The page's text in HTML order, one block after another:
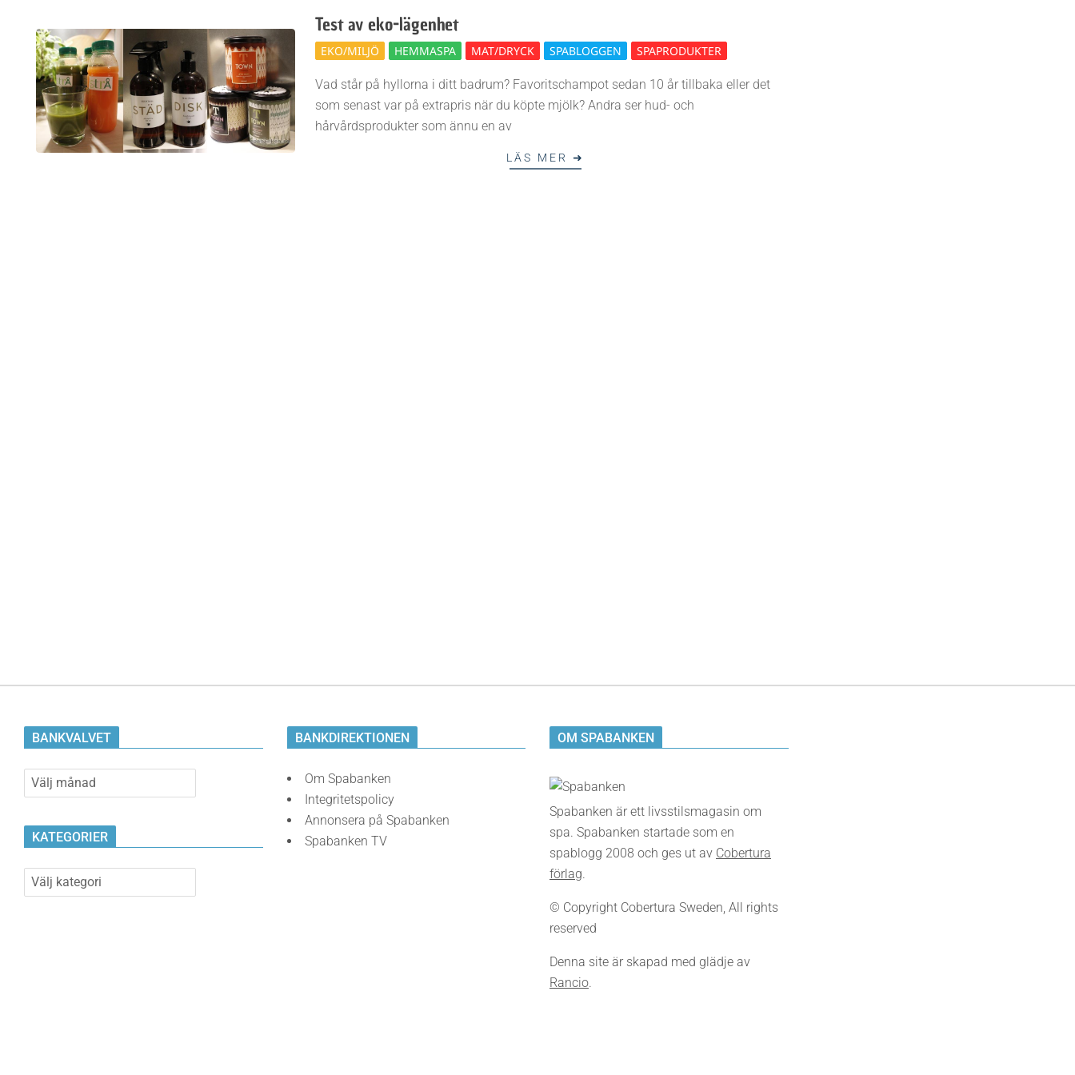
n
k
e
Test av eko-lägenhet
2014-
09
EKO/MILJÖ HEMMASPA MAT/DRYCK SPABLOGGEN SPAPRODUKTER
Vad står på hyllorna i ditt badrum? Favoritschampot sedan 10 år tillbaka eller det
som senast var på extrapris när du köpte mjölk? Andra ser hud- och
hårvårdsprodukter som ännu en av
LÄS MER ➜
BANKVALVET
Bankvalvet
KATEGORIER
Kategorier
BANKDIREKTIONEN
Om Spabanken
Integritetspolicy
Annonsera på Spabanken
Spabanken TV
OM SPABANKEN
Spabanken är ett livsstilsmagasin om
spa. Spabanken startade som en
spablogg 2008 och ges ut av Cobertura
förlag.
© Copyright Cobertura Sweden, All rights
reserved
Denna site är skapad med glädje av
Rancio.